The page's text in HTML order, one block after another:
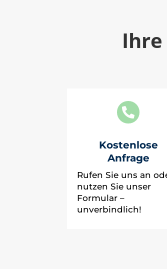

Kostenlose
Anfrage
Rufen Sie uns an
nutzen Sie unser
Formular –
unverbindlich!